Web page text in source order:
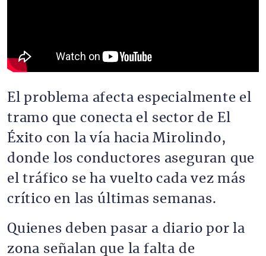
El problema afecta especialmente el
tramo que conecta el sector de El
Éxito con la vía hacia Mirolindo,
donde los conductores aseguran que
el tráfico se ha vuelto cada vez más
crítico en las últimas semanas.
Quienes deben pasar a diario por la
zona señalan que la falta de